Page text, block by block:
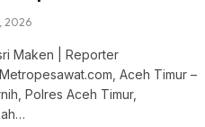
2026
Maken | Reporter
Aceh Timur –
Polres Aceh Timur,